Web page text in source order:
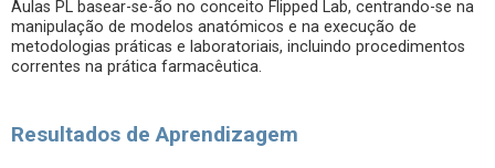
Aulas PL basear-se-ão no conceito Flipped Lab, centrando-se na
manipulação de modelos anatómicos e na execução de
metodologias práticas e laboratoriais, incluindo procedimentos
correntes na prática farmacêutica.
Resultados de Aprendizagem